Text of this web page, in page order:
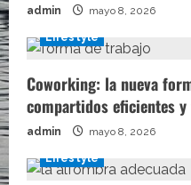
admin mayo 8, 2026
Lifestyle
Coworking: la nueva
compartidos eficientes
admin mayo 8, 2026
Lifestyle